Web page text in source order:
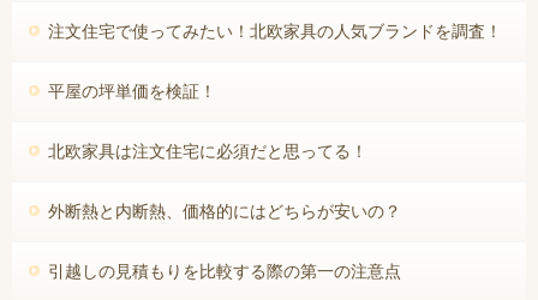
注文住宅で使ってみたい！北欧家具の人気ブランドを調査！
平屋の坪単価を検証！
北欧家具は注文住宅に必須だと思ってる！
外断熱と内断熱、価格的にはどちらが安いの？
引越しの見積もりを比較する際の第一の注意点